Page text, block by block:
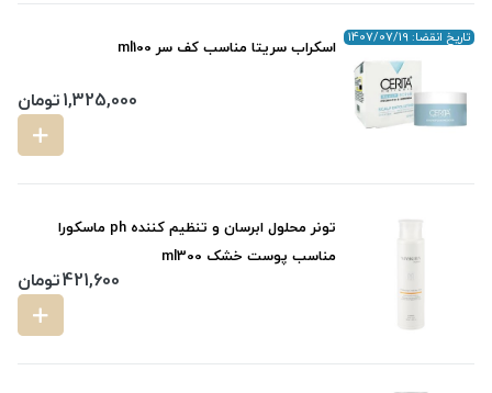
تاریخ انقضا: 1407/07/19 اسکراب سریتا مناسب کف سر ml100
1,325,000تومان
تونر محلول ابرسان و تنظیم کننده ph ماسکورا
مناسب پوست خشک ml300
421,600تومان